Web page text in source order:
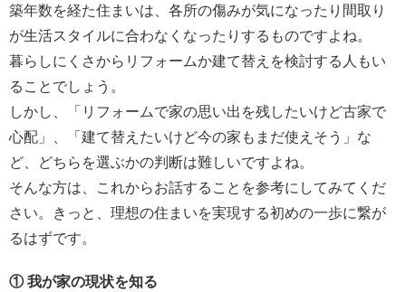
築年数を経た住まいは、各所の傷みが気になったり間取り
が生活スタイルに合わなくなったりするものですよね。
暮らしにくさからリフォームか建て替えを検討する人もい
ることでしょう。
しかし、「リフォームで家の思い出を残したいけど古家で
心配」、「建て替えたいけど今の家もまだ使えそう」な
ど、どちらを選ぶかの判断は難しいですよね。
そんな方は、これからお話することを参考にしてみてくだ
さい。きっと、理想の住まいを実現する初めの一歩に繋が
るはずです。
① 我が家の現状を知る